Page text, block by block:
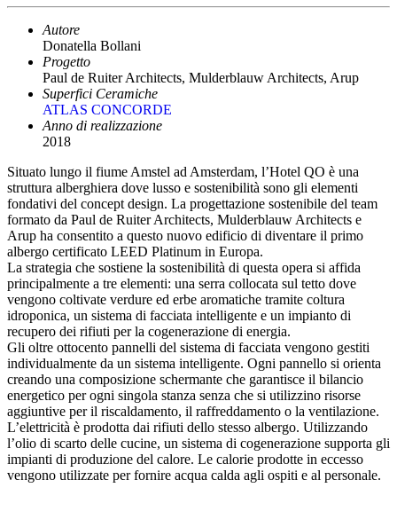
Autore
Donatella Bollani
Progetto
Paul de Ruiter Architects, Mulderblauw Architects, Arup
Superfici Ceramiche
ATLAS CONCORDE
Anno di realizzazione
2018
Situato lungo il fiume Amstel ad Amsterdam, l’Hotel QO è una
struttura alberghiera dove lusso e sostenibilità sono gli elementi
fondativi del concept design. La progettazione sostenibile del team
formato da Paul de Ruiter Architects, Mulderblauw Architects e
Arup ha consentito a questo nuovo edificio di diventare il primo
albergo certificato LEED Platinum in Europa.
La strategia che sostiene la sostenibilità di questa opera si affida
principalmente a tre elementi: una serra collocata sul tetto dove
vengono coltivate verdure ed erbe aromatiche tramite coltura
idroponica, un sistema di facciata intelligente e un impianto di
recupero dei rifiuti per la cogenerazione di energia.
Gli oltre ottocento pannelli del sistema di facciata vengono gestiti
individualmente da un sistema intelligente. Ogni pannello si orienta
creando una composizione schermante che garantisce il bilancio
energetico per ogni singola stanza senza che si utilizzino risorse
aggiuntive per il riscaldamento, il raffreddamento o la ventilazione.
L’elettricità è prodotta dai rifiuti dello stesso albergo. Utilizzando
l’olio di scarto delle cucine, un sistema di cogenerazione supporta gli
impianti di produzione del calore. Le calorie prodotte in eccesso
vengono utilizzate per fornire acqua calda agli ospiti e al personale.